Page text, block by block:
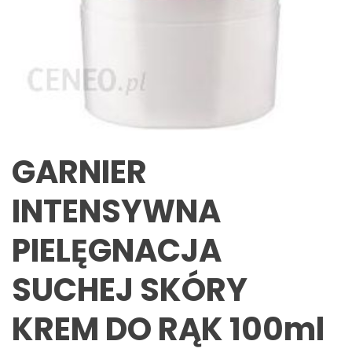
GARNIER
INTENSYWNA
PIELĘGNACJA
SUCHEJ SKÓRY
KREM DO RĄK 100ml